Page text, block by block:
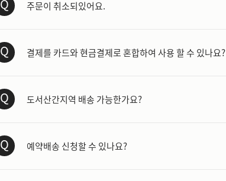
Q 주문이 취소되있어요.
Q 결제를 카드와 현금결제로 혼합하여 사용 할 수 있나요?
Q 도서산간지역 배송 가능한가요?
Q 예약배송 신청할 수 있나요?